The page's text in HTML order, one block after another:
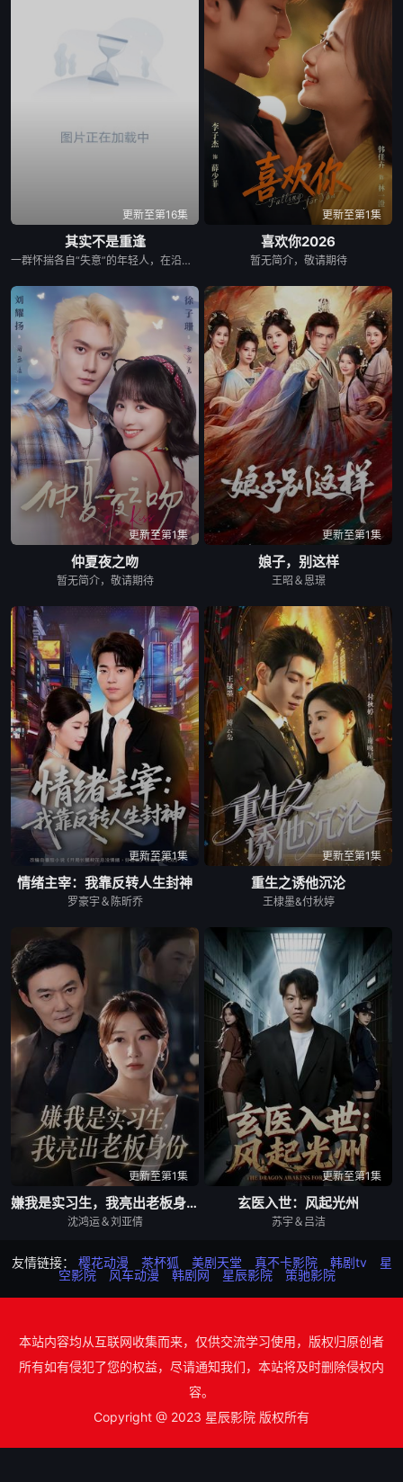
更新至第16集
其实不是重逢
一群怀揣各自“失意”的年轻人，在沿海小城南安相遇相知，他们决心各展所长创办旅行社。他们以当地的特色人文与美食为引，用真诚与创意打动游客。尽管在创业路上笑料百出，但他们也渐渐褪去青涩，逐渐打响“成功旅行社”的品牌。从“冤家”互怼到甜蜜携手，“成功小分队”不仅在南安扎根了事业，更收获了惺惺相惜的友情与双向奔赴的爱情。
更新至第1集
喜欢你2026
暂无简介，敬请期待
更新至第1集
仲夏夜之吻
暂无简介，敬请期待
更新至第1集
娘子，别这样
王昭＆恩璟
更新至第1集
情绪主宰：我靠反转人生封神
罗豪宇＆陈昕乔
更新至第1集
重生之诱他沉沦
王棣墨&付秋婷
更新至第1集
嫌我是实习生，我亮出老板身份
沈鸿运＆刘亚倩
更新至第1集
玄医入世：风起光州
苏宇＆吕洁
友情链接： 樱花动漫 茶杯狐 美剧天堂 真不卡影院 韩剧tv
星
空影院
风车动漫 韩剧网 星辰影院 策驰影院
本站内容均从互联网收集而来，仅供交流学习使用，版权归原创者
所有如有侵犯了您的权益，尽请通知我们，本站将及时删除侵权内
容。
Copyright @ 2023 星辰影院 版权所有